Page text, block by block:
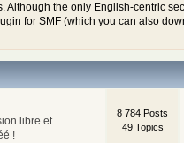
Although the only English-centric
for SMF (which you can also
libre et
!
8 784 Posts
49 Topics